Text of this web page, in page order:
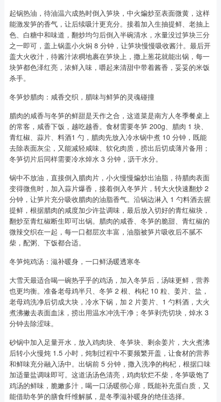
起锅热油，待油温六成热时倒入笋块，中火煸炒至表面微黄，这样
能激发笋的香气，让后续吸汁更充分。接着加入生抽提鲜、老抽上
色、白糖中和味道，翻炒均匀后倒入半碗清水，水量没过笋块三分
之一即可，盖上锅盖小火焖 8 分钟，让笋块慢慢吸收酱汁。最后开
盖大火收汁，待酱汁浓稠地裹在笋块上，撒上葱花就能出锅，每一
块笋都色泽红亮，浓鲜入味，嚼起来清甜中带着酱香，妥妥的米饭
杀手。
冬笋炒腊肉：咸香交织，腊味与鲜笋的灵魂碰撞
腊肉的咸香与冬笋的鲜甜是天作之合，这道菜是南方人冬季餐桌上
的常客，咸香下饭，越吃越香。食材需要冬笋 200g、腊肉 1 块、
青红椒、蒜片、料酒1 勺，腊肉先放入冷水锅中煮 10 分钟，既能
去除表面灰尘，又能减轻咸味、软化肉质，捞出后切成薄片备用；
冬笋切片后同样需要冷水焯水 3 分钟，沥干水分。
锅中不放油，直接倒入腊肉片，小火慢慢煸炒出油脂，待腊肉表面
变得微焦时，加入蒜片爆香，接着倒入冬笋片，转大火快速翻炒 2
分钟，让笋片充分吸收腊肉的油脂香气。沿锅边淋入 1 勺料酒去腥
提鲜，根据腊肉的咸度加少许盐调味，最后放入切好的青红椒块，
翻炒至青红椒断生即可出锅。腊肉的咸香、冬笋的脆甜、青红椒的
微辣交织在一起，每一口都层次丰富，油脂被笋片吸收后不腻不
柴，配粥、下饭都合适。
冬笋炖鸡汤：滋补暖身，一口鲜汤暖透寒冬
大雪天最适合喝一碗热乎乎的鸡汤，加入冬笋后，汤味更鲜，营养
也更均衡。准备老母鸡半只、冬笋 2 根、枸杞 10 粒、姜片、盐，
老母鸡洗净后切成大块，冷水下锅，加 2 片姜片、1 勺料酒，大火
煮沸撇去表面血沫，捞出用温水冲洗干净；冬笋剥壳切块，焯水 3
分钟去除涩味。
砂锅中加入足量开水，放入鸡肉块、冬笋块、剩余姜片，大火煮沸
后转小火慢炖 1.5 小时，炖制过程中不要频繁开盖，让食材的营养
和鲜味充分融入汤中。出锅前 5 分钟，撒入洗净的枸杞，根据口味
加适量盐调味即可。这道汤汤色清亮，鸡肉软烂不柴，冬笋吸饱了
鸡汤的鲜味，脆嫩多汁，喝一口汤暖彻心扉，既能补充蛋白质，又
能借助冬笋的膳食纤维解腻，是冬季滋补暖身的绝佳选择。